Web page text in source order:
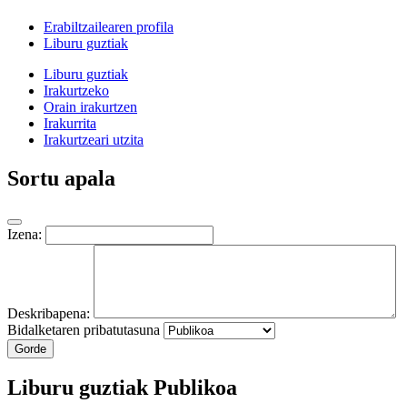
Erabiltzailearen profila
Liburu guztiak
Liburu guztiak
Irakurtzeko
Orain irakurtzen
Irakurrita
Irakurtzeari utzita
Sortu apala
Izena:
Deskribapena:
Bidalketaren pribatutasuna
Gorde
Liburu guztiakPublikoa